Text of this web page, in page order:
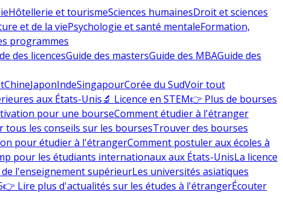
Hôtellerie et tourismeSciences humainesDroit et sciences
et de la viePsychologie et santé mentaleFormation,
programmes
des licencesGuide des mastersGuide des MBAGuide des
ChineJaponIndeSingapourCorée du SudVoir tout
aux États-Unis🔬 Licence en STEM👉 Plus de bourses
pour une bourseComment étudier à l'étranger
tous les conseils sur les boursesTrouver des bourses
pour étudier à l'étrangerComment postuler aux écoles à
pour les étudiants internationaux aux États-UnisLa licence
l'enseignement supérieurLes universités asiatiques
👉 Lire plus d'actualités sur les études à l'étrangerÉcouter